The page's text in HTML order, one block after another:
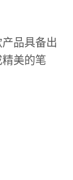
品具备出
美的笔